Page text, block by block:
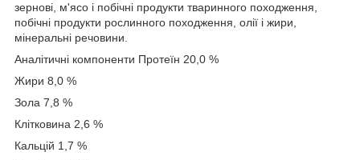
зернові, м'ясо і побічні продукти тваринного походження,
побічні продукти рослинного походження, олії і жири,
мінеральні речовини.
Аналітичні компоненти Протеїн 20,0 %
Жири 8,0 %
Зола 7,8 %
Клітковина 2,6 %
Кальцій 1,7 %